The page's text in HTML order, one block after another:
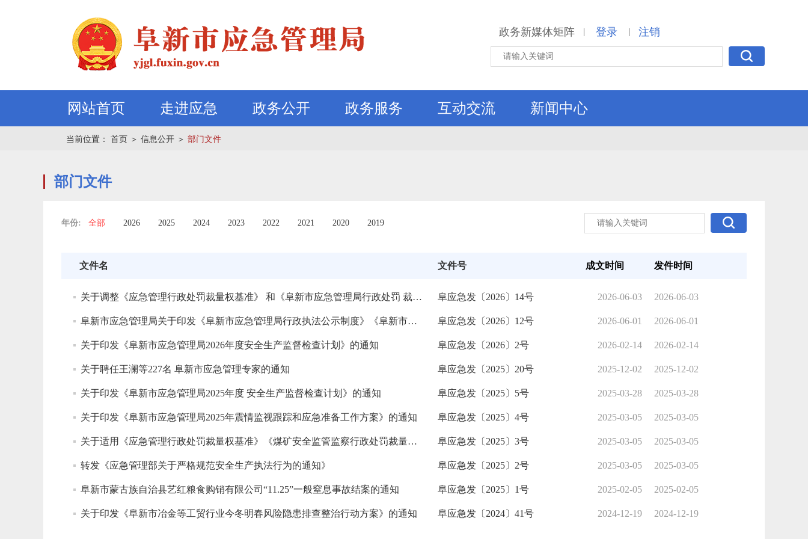
政务新媒体矩阵 | 登录 | 注销
网站首页 走进应急 政务公开 政务服务 互动交流 新闻中心
当前位置： 首页 ＞ 信息公开 ＞ 部门文件
部门文件
年份: 全部 2026 2025 2024 2023 2022 2021 2020 2019
文件名 文件号 成文时间 发件时间
关于调整《应急管理行政处罚裁量权基准》 和《阜新市应急管理局行政处罚 裁量权基准》的通知 阜应急发〔2026〕14号 2026-06-03 2026-06-03
阜新市应急管理局关于印发《阜新市应急管理局行政执法公示制度》《阜新市应急管理局行政执法全过程记录制度》《阜新市应急管理局重大行政执法决定法制审核制度》的通知 阜应急发〔2026〕12号 2026-06-01 2026-06-01
关于印发《阜新市应急管理局2026年度安全生产监督检查计划》的通知 阜应急发〔2026〕2号 2026-02-14 2026-02-14
关于聘任王澜等227名 阜新市应急管理专家的通知 阜应急发〔2025〕20号 2025-12-02 2025-12-02
关于印发《阜新市应急管理局2025年度 安全生产监督检查计划》的通知 阜应急发〔2025〕5号 2025-03-28 2025-03-28
关于印发《阜新市应急管理局2025年震情监视跟踪和应急准备工作方案》的通知 阜应急发〔2025〕4号 2025-03-05 2025-03-05
关于适用《应急管理行政处罚裁量权基准》《煤矿安全监管监察行政处罚裁量权基准》和《辽宁省地震行政处罚裁量基准》的通知 阜应急发〔2025〕3号 2025-03-05 2025-03-05
转发《应急管理部关于严格规范安全生产执法行为的通知》 阜应急发〔2025〕2号 2025-03-05 2025-03-05
阜新市蒙古族自治县艺红粮食购销有限公司“11.25”一般窒息事故结案的通知 阜应急发〔2025〕1号 2025-02-05 2025-02-05
关于印发《阜新市冶金等工贸行业今冬明春风险隐患排查整治行动方案》的通知 阜应急发〔2024〕41号 2024-12-19 2024-12-19